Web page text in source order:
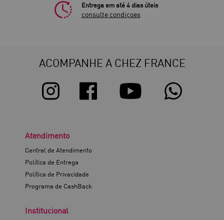
Entrega em até 4 dias úteis
consulte condiçoes
ACOMPANHE A CHEZ FRANCE
Atendimento
Central de Atendimento
Política de Entrega
Política de Privacidade
Programa de CashBack
Institucional